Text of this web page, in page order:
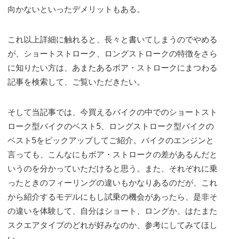
向かないといったデメリットもある。
これ以上詳細に触れると、長々と書いてしまうのでやめる
が、ショートストローク、ロングストロークの特徴をさら
に知りたい方は、あまたあるボア・ストロークにまつわる
記事を検索して、ご覧いただきたい。
そして当記事では、今買えるバイクの中でのショートスト
ローク型バイクのベスト5、ロングストローク型バイクの
ベスト5をピックアップしてご紹介。バイクのエンジンと
言っても、こんなにもボア・ストロークの差があるんだと
いうのを分かっていただけると思う。また、それぞれに乗
ったときのフィーリングの違いもかなりあるのだが、これ
から紹介するモデルにもし試乗の機会があったら、是非そ
の違いを体験して、自分はショート、ロングか、はたまた
スクエアタイプのどれが好みなのか、参考にしてみてほし